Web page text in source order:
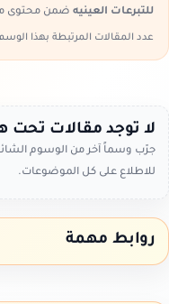
للتبرعات العينيه ضمن محتوى
عدد المقالات المرتبطة بهذا
لا توجد مقالات تحت
جرّب وسماً آخر من الوسوم
للاطلاع على كل الموضوعات.
روابط مهمة